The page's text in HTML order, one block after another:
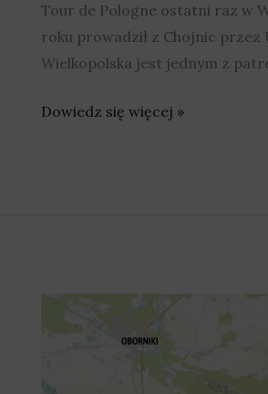
Tour de Pologne ostatni raz w
roku prowadził z Chojnic przez
Wielkopolska jest jednym z
Dowiedz się więcej »
sobotę
de